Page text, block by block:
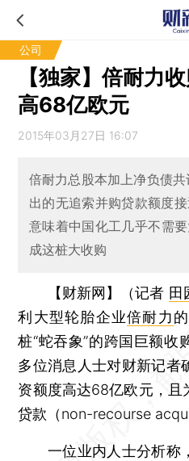
公司
【独家】倍耐力
高68亿欧元
2015年03月27日 16:07
倍耐力总股本加上净负债
出的无追索并购贷款额度
意味着中国化工几乎不需
成这桩大收购
【财新网】（记者 田
利大型轮胎企业倍耐力
桩“蛇吞象”的跨国巨额收
多位消息人士对财新记者
资额度高达68亿欧元，且
贷款（non-recourse
一位业内人士分析称